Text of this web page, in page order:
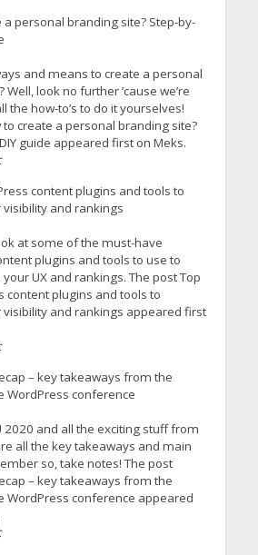
a personal branding site? Step-by-
and means to create a personal
look no further ’cause we’re
the how-to’s to do it yourselves!
to create a personal branding site?
guide appeared first on Meks.
content plugins and tools to
and rankings
at some of the must-have
plugins and tools to use to
UX and rankings. The post Top
content plugins and tools to
and rankings appeared first
– key takeaways from the
WordPress conference
2020 and all the exciting stuff from
all the key takeaways and main
so, take notes! The post
– key takeaways from the
WordPress conference appeared